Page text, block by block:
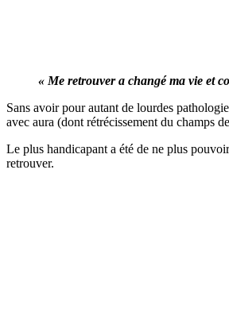
« Me retrouver a changé ma vie et
Sans avoir pour autant de lourdes
avec aura (dont rétrécissement du champs
Le plus handicapant a été de ne plus
retrouver.